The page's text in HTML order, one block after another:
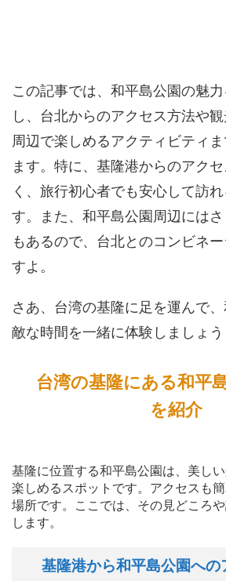
この記事では、和平島公園の魅力
し、台北からのアクセス方法や観
周辺で楽しめるアクティビティ
ます。特に、基隆港からのアク
く、旅行初心者でも安心して訪
す。また、和平島公園周辺には
もあるので、台北とのコンビネ
すよ。
さあ、台湾の基隆に足を運んで
敵な時間を一緒に体験しましょう
台湾の基隆にある和平
を紹介
基隆に位置する和平島公園は、美し
楽しめるスポットです。アクセスも
場所です。ここでは、その見どころ
します。
基隆港から和平島公園への